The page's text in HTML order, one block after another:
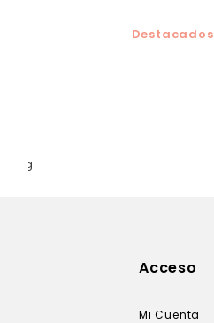
Destacados
Acceso
Mi Cuenta